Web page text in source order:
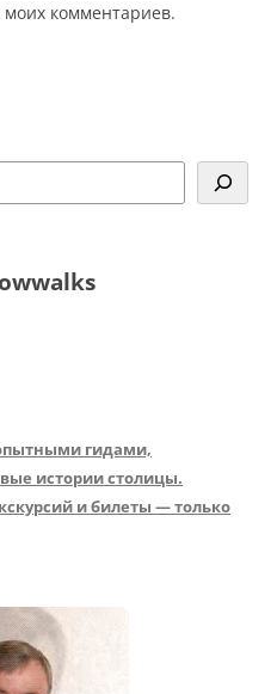
комментариев.
гидами,
истории столицы.
и билеты — только